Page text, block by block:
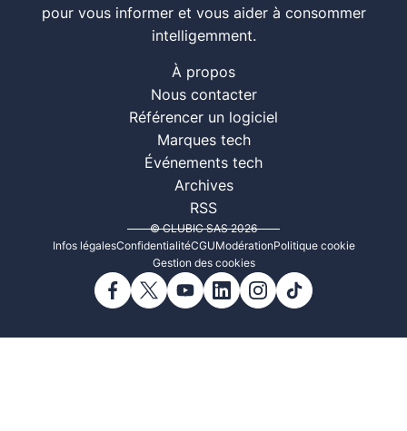
pour vous informer et vous aider à consommer
intelligemment.
À propos
Nous contacter
Référencer un logiciel
Marques tech
Événements tech
Archives
RSS
© CLUBIC SAS 2026
Infos légalesConfidentialitéCGUModérationPolitique cookie
Gestion des cookies